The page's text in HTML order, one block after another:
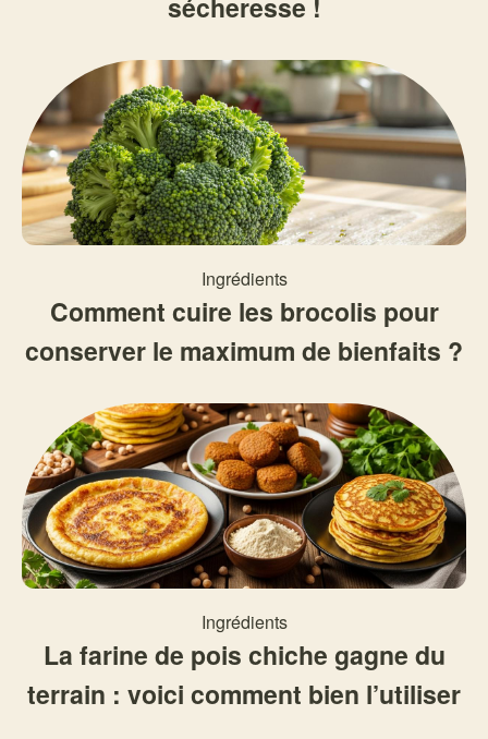
Ingrédients
Comment cuire les brocolis pour
conserver le maximum de bienfaits ?
Ingrédients
La farine de pois chiche gagne du
terrain : voici comment bien l’utiliser